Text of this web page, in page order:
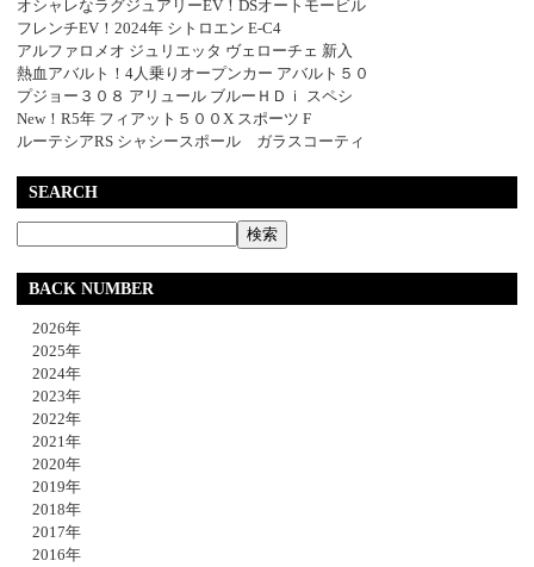
オシャレなラグジュアリーEV！DSオートモービル
フレンチEV！2024年 シトロエン E-C4
アルファロメオ ジュリエッタ ヴェローチェ 新入
熱血アバルト！4人乗りオープンカー アバルト５０
プジョー３０８ アリュール ブルーＨＤｉ スペシ
New！R5年 フィアット５００X スポーツ F
ルーテシアRS シャシースポール ガラスコーティ
SEARCH
BACK NUMBER
2026年
2025年
2024年
2023年
2022年
2021年
2020年
2019年
2018年
2017年
2016年